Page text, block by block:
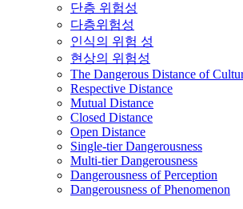
단층 위험성
다층위험성
인식의 위험 성
현상의 위험성
The Dangerous Distance of
Respective Distance
Mutual Distance
Closed Distance
Open Distance
Single-tier Dangerousness
Multi-tier Dangerousness
Dangerousness of Perception
Dangerousness of Phenomenon